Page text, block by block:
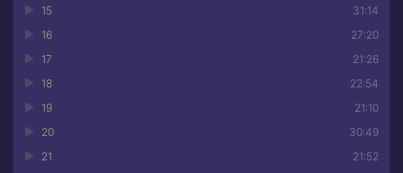
31:14
15
27:20
16
21:26
17
22:54
18
21:10
19
30:49
20
21:52
21